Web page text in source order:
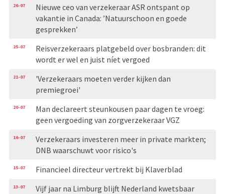
26-07
Nieuwe ceo van verzekeraar ASR ontspant op
vakantie in Canada: ’Natuurschoon en goede
gesprekken’
25-07
Reisverzekeraars platgebeld over bosbranden: dit
wordt er wel en juist níet vergoed
21-07
'Verzekeraars moeten verder kijken dan
premiegroei'
20-07
Man declareert steunkousen paar dagen te vroeg:
geen vergoeding van zorgverzekeraar VGZ
16-07
Verzekeraars investeren meer in private markten;
DNB waarschuwt voor risico's
15-07 Financieel directeur vertrekt bij Klaverblad
13-07 Vijf jaar na Limburg blijft Nederland kwetsbaar